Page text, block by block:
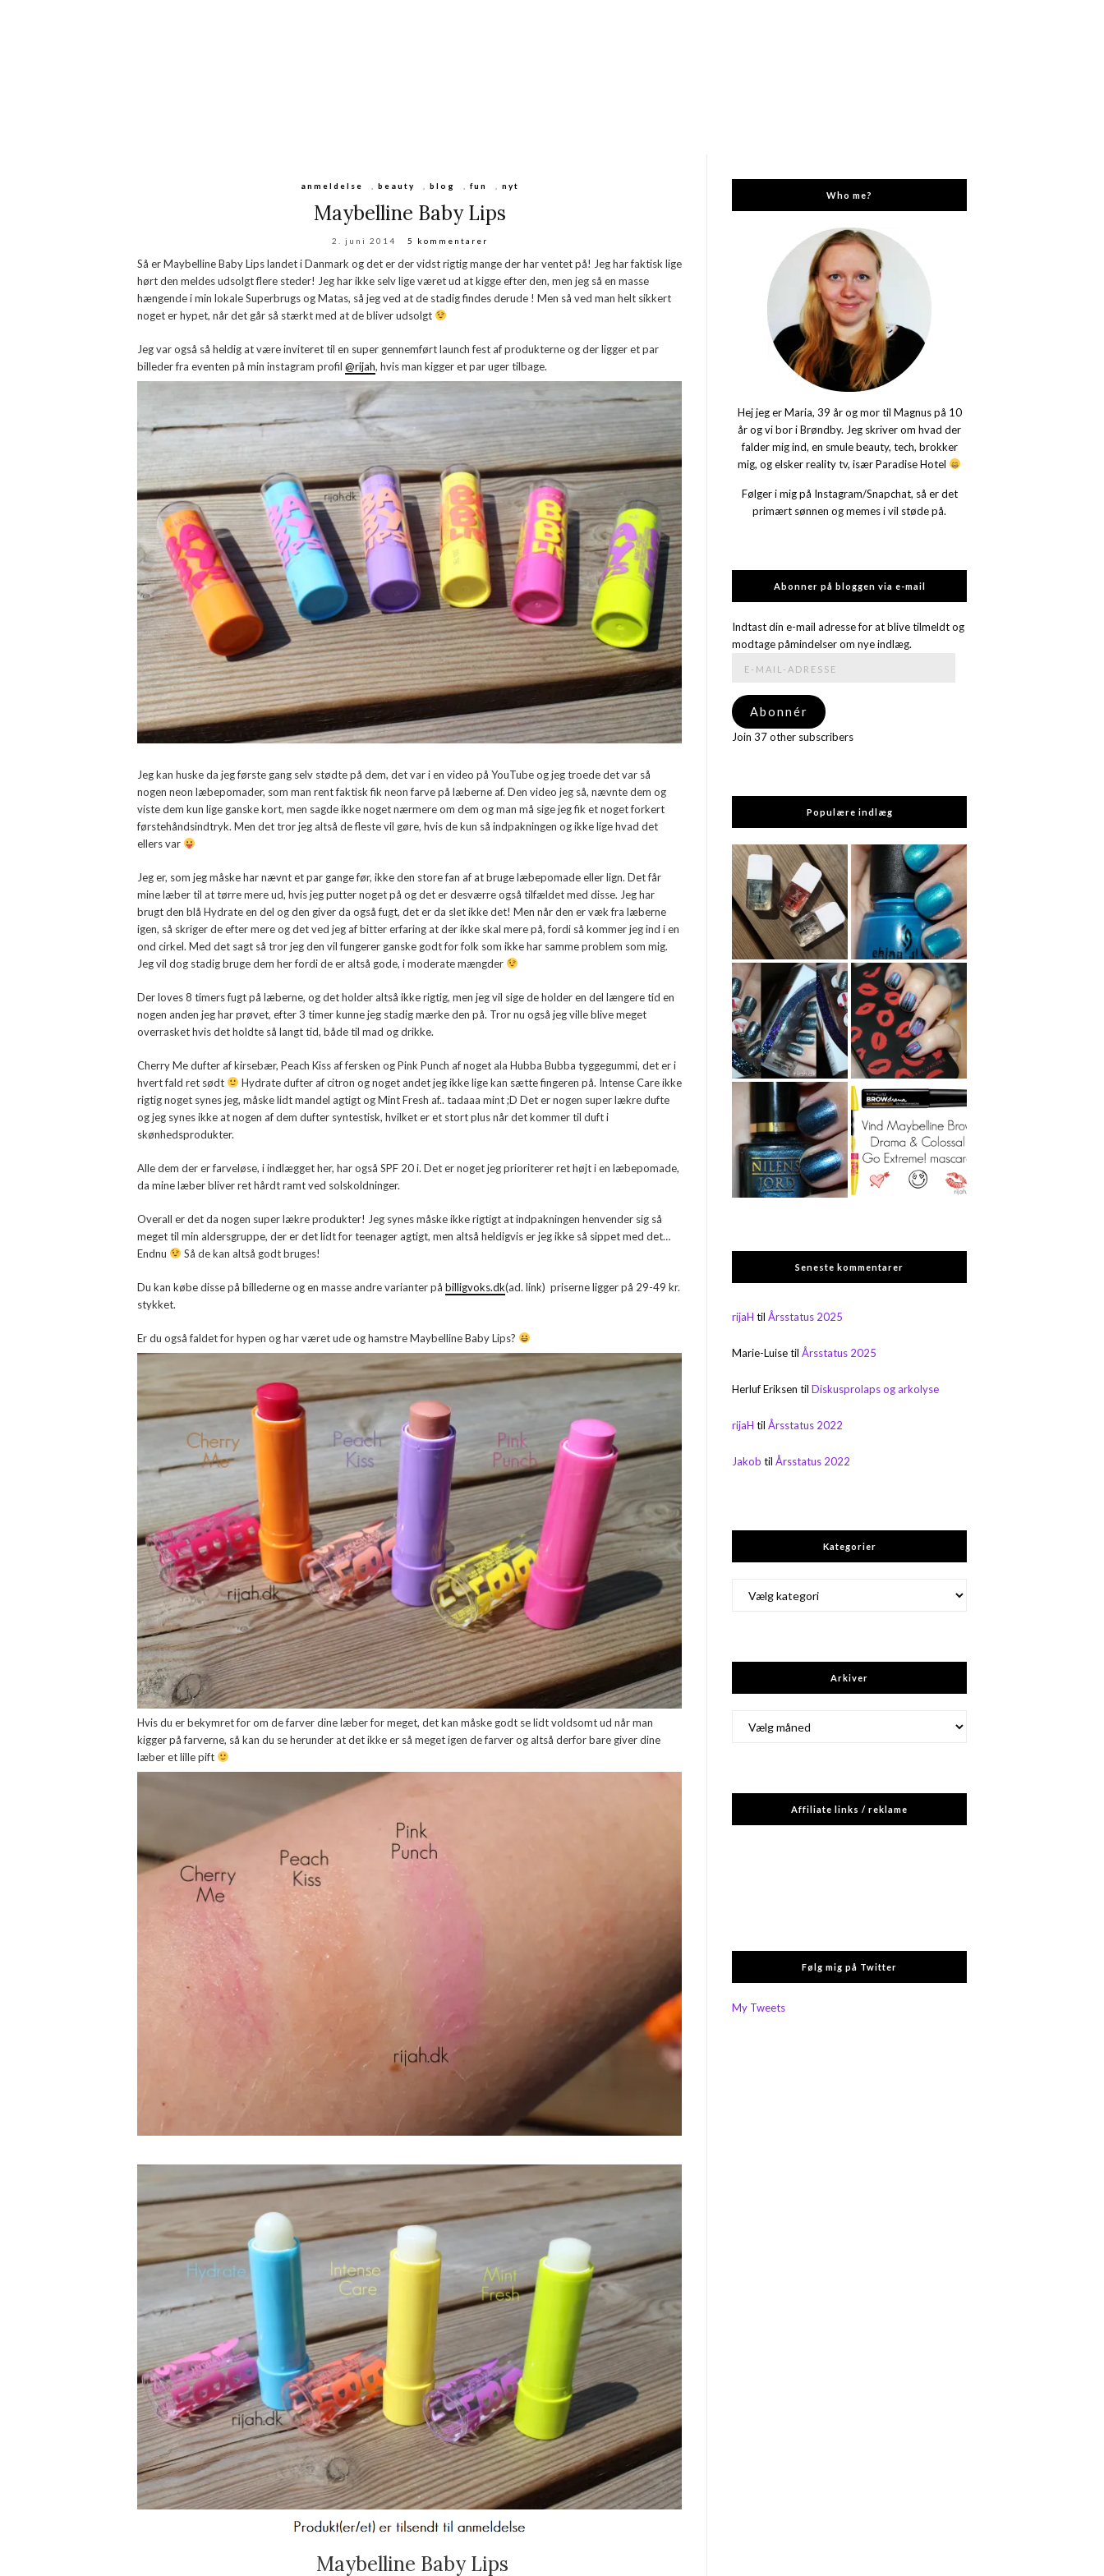
anmeldelse beauty blog fun nyt
Maybelline Baby Lips
2. juni 2014 5 kommentarer
Så er Maybelline Baby Lips landet i Danmark og det er der vidst rigtig mange der har ventet på! Jeg har faktisk lige
hørt den meldes udsolgt flere steder! Jeg har ikke selv lige været ud at kigge efter den, men jeg så en masse
hængende i min lokale Superbrugs og Matas, så jeg ved at de stadig findes derude ! Men så ved man helt sikkert
noget er hypet, når det går så stærkt med at de bliver udsolgt
Jeg var også så heldig at være inviteret til en super gennemført launch fest af produkterne og der ligger et par
billeder fra eventen på min instagram profil @rijah, hvis man kigger et par uger tilbage.
Jeg kan huske da jeg første gang selv stødte på dem, det var i en video på YouTube og jeg troede det var så
nogen neon læbepomader, som man rent faktisk fik neon farve på læberne af. Den video jeg så, nævnte dem og
viste dem kun lige ganske kort, men sagde ikke noget nærmere om dem og man må sige jeg fik et noget forkert
førstehåndsindtryk. Men det tror jeg altså de fleste vil gøre, hvis de kun så indpakningen og ikke lige hvad det
ellers var
Jeg er, som jeg måske har nævnt et par gange før, ikke den store fan af at bruge læbepomade eller lign. Det får
mine læber til at tørre mere ud, hvis jeg putter noget på og det er desværre også tilfældet med disse. Jeg har
brugt den blå Hydrate en del og den giver da også fugt, det er da slet ikke det! Men når den er væk fra læberne
igen, så skriger de efter mere og det ved jeg af bitter erfaring at der ikke skal mere på, fordi så kommer jeg ind i en
ond cirkel. Med det sagt så tror jeg den vil fungerer ganske godt for folk som ikke har samme problem som mig.
Jeg vil dog stadig bruge dem her fordi de er altså gode, i moderate mængder
Der loves 8 timers fugt på læberne, og det holder altså ikke rigtig, men jeg vil sige de holder en del længere tid en
nogen anden jeg har prøvet, efter 3 timer kunne jeg stadig mærke den på. Tror nu også jeg ville blive meget
overrasket hvis det holdte så langt tid, både til mad og drikke.
Cherry Me dufter af kirsebær, Peach Kiss af fersken og Pink Punch af noget ala Hubba Bubba tyggegummi, det er i
hvert fald ret sødt
Hydrate dufter af citron og noget andet jeg ikke lige kan sætte fingeren på. Intense Care ikke
rigtig noget synes jeg, måske lidt mandel agtigt og Mint Fresh af.. tadaaa mint ;D Det er nogen super lækre dufte
og jeg synes ikke at nogen af dem dufter syntestisk, hvilket er et stort plus når det kommer til duft i
skønhedsprodukter.
Alle dem der er farveløse, i indlægget her, har også SPF 20 i. Det er noget jeg prioriterer ret højt i en læbepomade,
da mine læber bliver ret hårdt ramt ved solskoldninger.
Overall er det da nogen super lækre produkter! Jeg synes måske ikke rigtigt at indpakningen henvender sig så
meget til min aldersgruppe, der er det lidt for teenager agtigt, men altså heldigvis er jeg ikke så sippet med det…
Endnu
Så de kan altså godt bruges!
Du kan købe disse på billederne og en masse andre varianter på billigvoks.dk(ad. link) priserne ligger på 29-49 kr.
stykket.
Er du også faldet for hypen og har været ude og hamstre Maybelline Baby Lips?
Hvis du er bekymret for om de farver dine læber for meget, det kan måske godt se lidt voldsomt ud når man
kigger på farverne, så kan du se herunder at det ikke er så meget igen de farver og altså derfor bare giver dine
læber et lille pift
Maybelline Baby Lips
Who me?
Hej jeg er Maria, 39 år og mor til Magnus på 10
år og vi bor i Brøndby. Jeg skriver om hvad der
falder mig ind, en smule beauty, tech, brokker
mig, og elsker reality tv, især Paradise Hotel
Følger i mig på Instagram/Snapchat, så er det
primært sønnen og memes i vil støde på.
Abonner på bloggen via e-mail
Indtast din e-mail adresse for at blive tilmeldt og
modtage påmindelser om nye indlæg.
adresse
Abonnér
Join 37 other subscribers
Populære indlæg
Seneste kommentarer
rijaH tilÅrsstatus 2025
Marie-LuisetilÅrsstatus 2025
Herluf Eriksen tilDiskusprolaps og arkolyse
rijaH tilÅrsstatus 2022
Jakob tilÅrsstatus 2022
Kategorier
Arkiver
Affiliate links / reklame
Følg mig på Twitter
My Tweets